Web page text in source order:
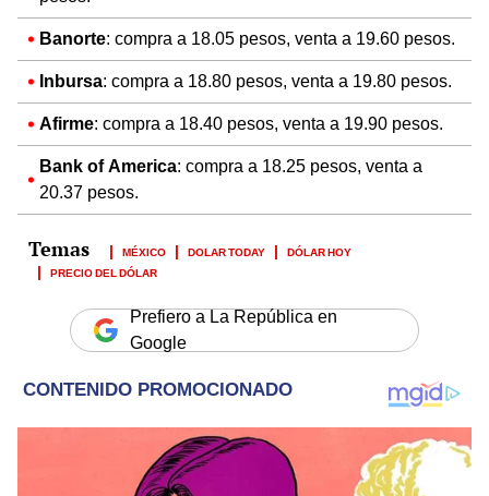
Banorte: compra a 18.05 pesos, venta a 19.60 pesos.​
Inbursa: compra a 18.80 pesos, venta a 19.80 pesos.​
Afirme: compra a 18.40 pesos, venta a 19.90 pesos.​
Bank of America: compra a 18.25 pesos, venta a
20.37 pesos.
MÉXICO DOLAR TODAY
DÓLAR HOY
PRECIO DEL DÓLAR
Prefiero a La República en
Google